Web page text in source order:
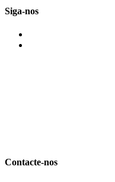
Siga-nos
Contacte-nos